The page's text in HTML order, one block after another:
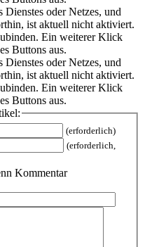
(erforderlich)
(erforderlich,
Kommentar